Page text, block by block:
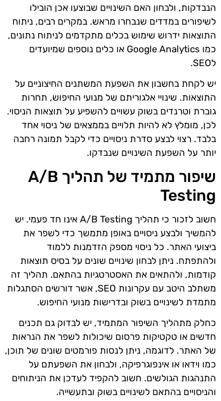
הנבדקות, ולבחון האם השינויים שבוצעו אכן הובילו
לשיפורים במדדים שנבחרו מראש. במקרים רבים, ניתוח
התוצאות ידרוש שימוש בכלים מתקדמים לניתוח נתונים,
כמו Google Analytics או כלים נוספים שמיועדים
לSEO.
יש לקחת בחשבון את השפעת המשתנים החיצוניים על
התוצאות. שינויי אלגוריתם של מנועי החיפוש, תחרות
גוברת וטרנדים בשוק עשויים להשפיע על תוצאות הניסוי.
לכן, מומלץ לא להיות תלויים בממצאים של ניסוי אחד
בלבד. רצוי לבצע סדרת ניסויים כדי לקבל תמונה רחבה
יותר על השפעת השינויים שנבדקו.
שיפור מתמיד של תהליך A/B
Testing
חשוב לזכור כי תהליך A/B Testing אינו חד פעמי. יש
להמשיך ולבצע ניסויים באופן מתמשך כדי לשפר את
ביצועי האתר. כל ניסוי מספק הזדמנות ללמוד
ולהתפתח. ניתן לבחון שינויים שונים על בסיס תוצאות
קודמות, ולהתאים את האסטרטגיות בהתאם. תהליך זה
משתלב היטב עם עקרונות SEO, אשר דורשים הסתגלות
מתמדת לשינויים בשוק ובדרישות מנועי החיפוש.
כחלק מתהליך השיפור המתמיד, יש לבדוק גם תכנים
חדשים או טקטיקות פרסום שיכולות לשפר את הנראות
של האתר. לדוגמה, ניתן לנסות פורמטים שונים של תוכן,
כמו וידאו או אינפוגרפיקה, ולבחון את השפעתם על
התנהגות הגולשים. חשוב להקפיד לעדכן את הניתוחים
והניסויים בהתאם לשינויים בשוק ובתעשייה.